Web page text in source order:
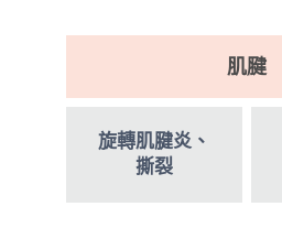
肌腱
旋轉肌腱炎、
撕裂